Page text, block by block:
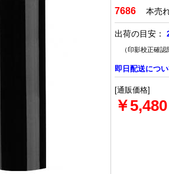
7686 本売
出荷の目安：
（印影校正確認
即日配送につ
[通販価格]
￥5,480